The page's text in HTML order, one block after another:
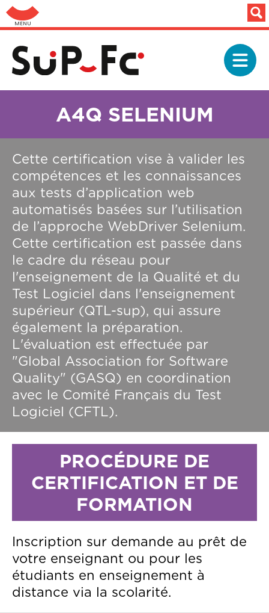
au
contenu
principal
Navigation
principale
A4Q SELENIUM
Cette certification vise à valider les
compétences et les connaissances
aux tests d’application web
automatisés basées sur l’utilisation
de l’approche WebDriver Selenium.
Cette certification est passée dans
le cadre du réseau pour
l'enseignement de la Qualité et du
Test Logiciel dans l'enseignement
supérieur (QTL-sup), qui assure
également la préparation.
L'évaluation est effectuée par
"Global Association for Software
Quality" (GASQ) en coordination
avec le Comité Français du Test
Logiciel (CFTL).
ContenuPROCÉDURE DE
CERTIFICATION ET DE
FORMATION
Texte
Inscription sur demande au prêt de
votre enseignant ou pour les
étudiants en enseignement à
distance via la scolarité.
Panneau de gestion des cookies